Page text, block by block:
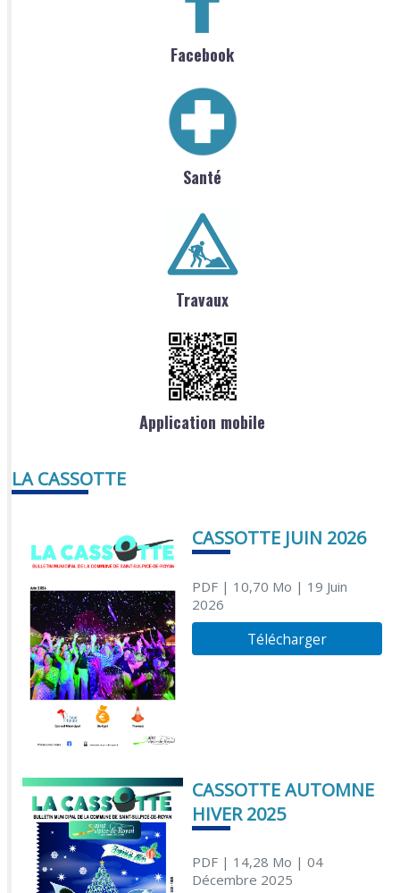
Facebook
Santé
Travaux
Application mobile
LA CASSOTTE
CASSOTTE JUIN 2026
PDF| 10,70 Mo | 19 Juin
2026
Télécharger
CASSOTTE AUTOMNE
HIVER 2025
PDF| 14,28 Mo | 04
Décembre 2025